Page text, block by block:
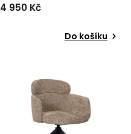
4 950 Kč
Do košíku
kvalitního nábytku ROWICO
v kombinaci černé kůže a
hnědých nohou.